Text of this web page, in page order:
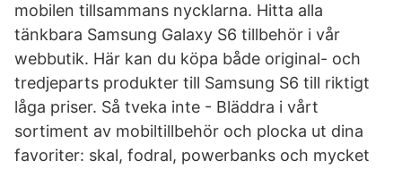
mobilen tillsammans nycklarna. Hitta alla
tänkbara Samsung Galaxy S6 tillbehör i vår
webbutik. Här kan du köpa både original- och
tredjeparts produkter till Samsung S6 till riktigt
låga priser. Så tveka inte - Bläddra i vårt
sortiment av mobiltillbehör och plocka ut dina
favoriter: skal, fodral, powerbanks och mycket